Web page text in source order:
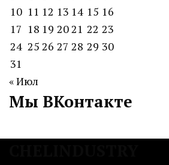
10 11 12 13 14 15 16
17 18 19 2021 22 23
24 25 26 27 28 29 30
31
« Июл
Мы ВКонтакте